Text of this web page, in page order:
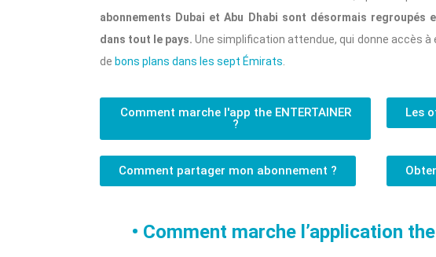
abonnements Dubai et Abu Dhabi sont désormais regroupés
dans tout le pays. Une simplification attendue, qui donne accès à
de bons plans dans les sept Émirats
Comment marche l'app the ENTERTAINER
?
Les
Comment partager mon abonnement ?
• Comment marche l’application